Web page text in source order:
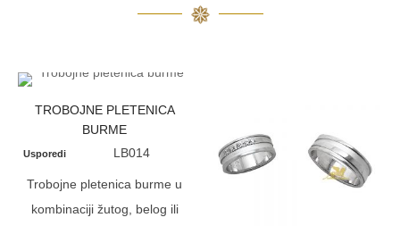
TROBOJNE PLETENICA
BURME
Usporedi LB014
Trobojne pletenica burme u
kombinaciji žutog, belog ili